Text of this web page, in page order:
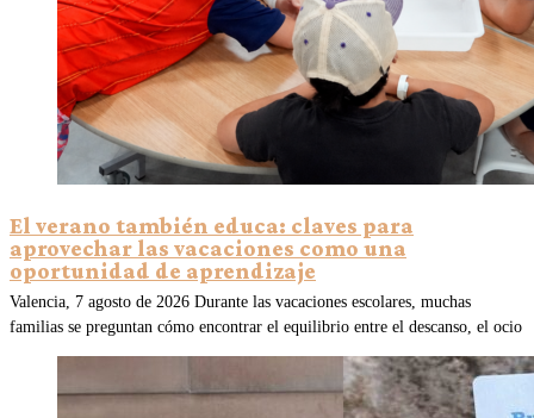
El verano también educa: claves para
aprovechar las vacaciones como una
oportunidad de aprendizaje
Valencia, 7 agosto de 2026 Durante las vacaciones escolares, muchas
familias se preguntan cómo encontrar el equilibrio entre el descanso, el ocio